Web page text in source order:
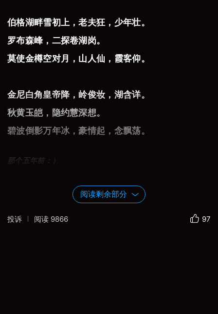
伯格湖畔雪初上，老夫狂，少年壮。
罗布森峰，二探卷湖岗。
莫使金樽空对月，山人仙，霞客仰。
金尼白角皇帝降，岭俊妆，湖含详。
秋黄玉皑，隐约慧深想。
碧波倒影万年冰，豪情起，念飘荡。
那个五年前：）
大角羊夹道迎接我们：）阅读剩余部分
投诉 阅读 9866 97